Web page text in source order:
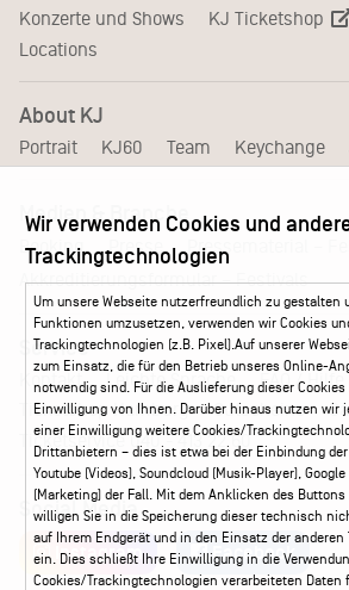
Konzerte und Shows KJ Ticketshop
Locations
About KJ
Portrait KJ60 Team Keychange
Medien & Branche
Booking Presse
Pressematerial –
Akkreditierungsformular – Festivals
Service
Kontakt Leichte Sprache
FAQ / Hilfe
Ticketshop Hamburg
Gutscheine
Ticketservice 040 - 413 22 60
Social Media
Instagram Facebook
Wir verwenden Cookies und
Trackingtechnologien
Um unsere Webseite nutzerfreundlich zu gestalten
Funktionen umzusetzen, verwenden wir Cookies
Trackingtechnologien (z.B. Pixel).Auf unserer
zum Einsatz, die für den Betrieb unseres Online-
notwendig sind. Für die Auslieferung dieser
Einwilligung von Ihnen. Darüber hinaus nutzen wir
einer Einwilligung weitere Cookies/
Drittanbietern – dies ist etwa bei der Einbindung
Youtube (Videos), Soundcloud (Musik-Player),
(Marketing) der Fall. Mit dem Anklicken des Buttons
willigen Sie in die Speicherung dieser technisch
auf Ihrem Endgerät und in den Einsatz der
ein. Dies schließt Ihre Einwilligung in die
Cookies/Trackingtechnologien verarbeiteten Daten